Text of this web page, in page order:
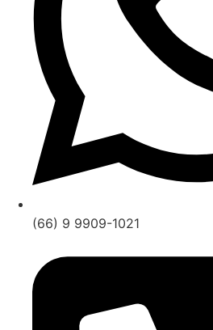
(66) 9 9909-1021